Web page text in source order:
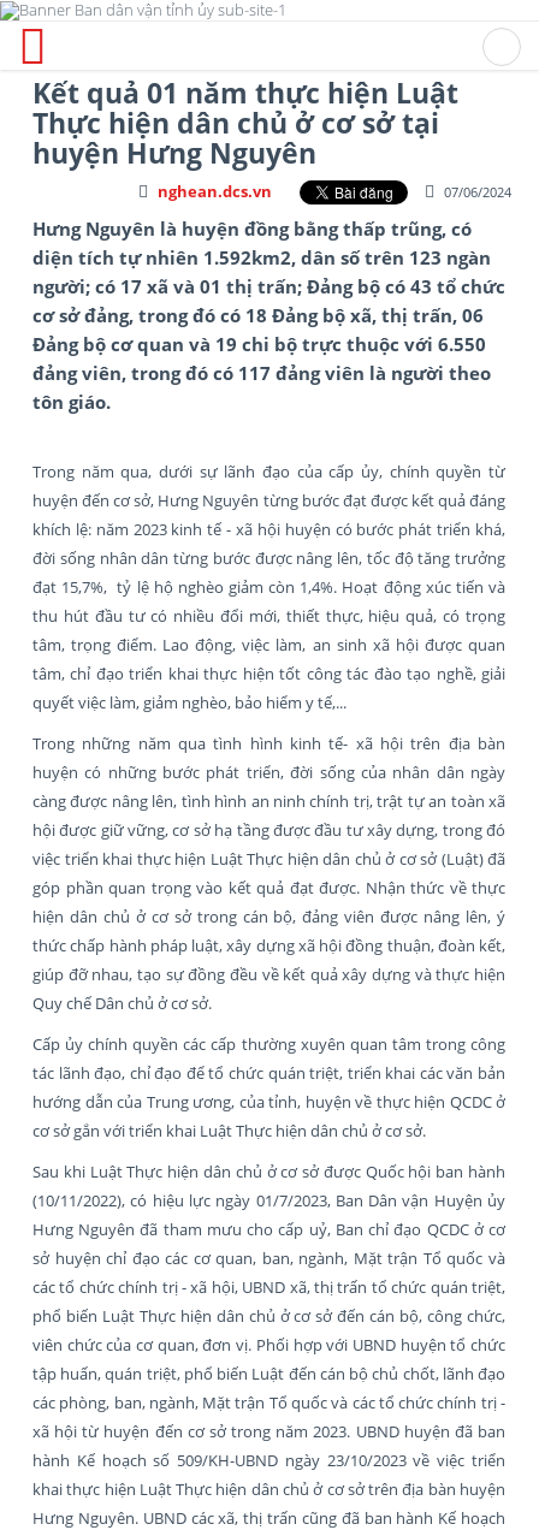
Kết quả 01 năm thực hiện Luật
Thực hiện dân chủ ở cơ sở tại
huyện Hưng Nguyên
07/06/2024
nghean.dcs.vn
Hưng Nguyên là huyện đồng bằng thấp trũng, có
diện tích tự nhiên 1.592km2, dân số trên 123 ngàn
người; có 17 xã và 01 thị trấn; Đảng bộ có 43 tổ chức
cơ sở đảng, trong đó có 18 Đảng bộ xã, thị trấn, 06
Đảng bộ cơ quan và 19 chi bộ trực thuộc với 6.550
đảng viên, trong đó có 117 đảng viên là người theo
tôn giáo.
Trong năm qua, dưới sự lãnh đạo của cấp ủy, chính quyền từ
huyện đến cơ sở, Hưng Nguyên từng bước đạt được kết quả đáng
khích lệ: năm 2023 kinh tế - xã hội huyện có bước phát triển khá,
đời sống nhân dân từng bước được nâng lên, tốc độ tăng trưởng
đạt 15,7%, tỷ lệ hộ nghèo giảm còn 1,4%. Hoạt động xúc tiến và
thu hút đầu tư có nhiều đổi mới, thiết thực, hiệu quả, có trọng
tâm, trọng điểm. Lao động, việc làm, an sinh xã hội được quan
tâm, chỉ đạo triển khai thực hiện tốt công tác đào tạo nghề, giải
quyết việc làm, giảm nghèo, bảo hiểm y tế,...
Trong những năm qua tình hình kinh tế- xã hội trên địa bàn
huyện có những bước phát triển, đời sống của nhân dân ngày
càng được nâng lên, tình hình an ninh chính trị, trật tự an toàn xã
hội được giữ vững, cơ sở hạ tầng được đầu tư xây dựng, trong đó
việc triển khai thực hiện Luật Thực hiện dân chủ ở cơ sở (Luật) đã
góp phần quan trọng vào kết quả đạt được. Nhận thức về thực
hiện dân chủ ở cơ sở trong cán bộ, đảng viên được nâng lên, ý
thức chấp hành pháp luật, xây dựng xã hội đồng thuận, đoàn kết,
giúp đỡ nhau, tạo sự đồng đều về kết quả xây dựng và thực hiện
Quy chế Dân chủ ở cơ sở.
Cấp ủy chính quyền các cấp thường xuyên quan tâm trong công
tác lãnh đạo, chỉ đạo để tổ chức quán triệt, triển khai các văn bản
hướng dẫn của Trung ương, của tỉnh, huyện về thực hiện QCDC ở
cơ sở gắn với triển khai Luật Thực hiện dân chủ ở cơ sở.
Sau khi Luật Thực hiện dân chủ ở cơ sở được Quốc hội ban hành
(10/11/2022), có hiệu lực ngày 01/7/2023, Ban Dân vận Huyện ủy
Hưng Nguyên đã tham mưu cho cấp uỷ, Ban chỉ đạo QCDC ở cơ
sở huyện chỉ đạo các cơ quan, ban, ngành, Mặt trận Tổ quốc và
các tổ chức chính trị - xã hội, UBND xã, thị trấn tổ chức quán triệt,
phổ biến Luật Thực hiện dân chủ ở cơ sở đến cán bộ, công chức,
viên chức của cơ quan, đơn vị. Phối hợp với UBND huyện tổ chức
tập huấn, quán triệt, phổ biến Luật đến cán bộ chủ chốt, lãnh đạo
các phòng, ban, ngành, Mặt trận Tổ quốc và các tổ chức chính trị -
xã hội từ huyện đến cơ sở trong năm 2023. UBND huyện đã ban
hành Kế hoạch số 509/KH-UBND ngày 23/10/2023 về việc triển
khai thực hiện Luật Thực hiện dân chủ ở cơ sở trên địa bàn huyện
Hưng Nguyên. UBND các xã, thị trấn cũng đã ban hành Kế hoạch